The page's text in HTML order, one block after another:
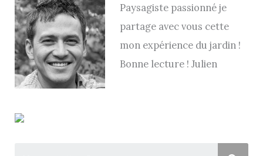
Paysagiste passionné je
partage avec vous cette
mon expérience du jardin !
Bonne lecture ! Julien